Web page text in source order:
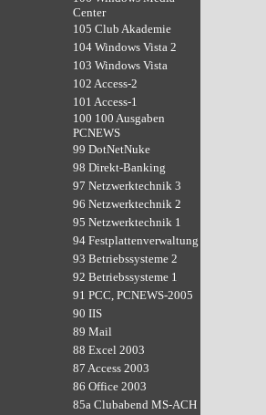
Center
105 Club Akademie
104 Windows Vista 2
103 Windows Vista
102 Access-2
101 Access-1
100 100 Ausgaben
PCNEWS
99 DotNetNuke
98 Direkt-Banking
97 Netzwerktechnik 3
96 Netzwerktechnik 2
95 Netzwerktechnik 1
94 Festplattenverwaltung
93 Betriebssysteme 2
92 Betriebssysteme 1
91 PCC, PCNEWS-2005
90 IIS
89 Mail
88 Excel 2003
87 Access 2003
86 Office 2003
85a Clubabend MS-ACH